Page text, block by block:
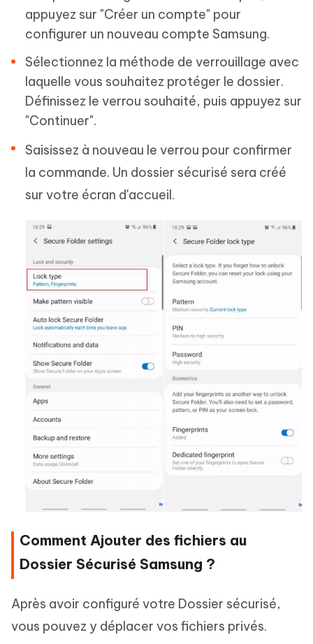
appuyez sur "Créer un compte" pour
configurer un nouveau compte Samsung.
Sélectionnez la méthode de verrouillage avec
laquelle vous souhaitez protéger le dossier.
Définissez le verrou souhaité, puis appuyez sur
"Continuer".
Saisissez à nouveau le verrou pour confirmer
la commande. Un dossier sécurisé sera créé
sur votre écran d'accueil.
Comment Ajouter des fichiers au
Dossier Sécurisé Samsung ?
Après avoir configuré votre Dossier sécurisé,
vous pouvez y déplacer vos fichiers privés.